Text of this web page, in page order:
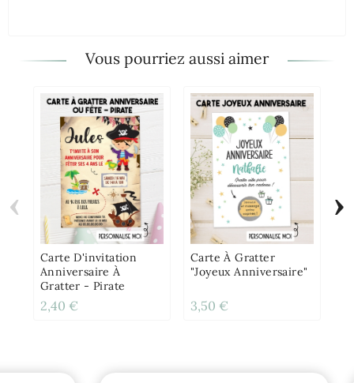
Vous pourriez aussi aimer
Carte D'invitation
Anniversaire À
Gratter - Pirate
2,40 €
Carte À Gratter
"Joyeux Anniversaire"
3,50 €
‹ ›